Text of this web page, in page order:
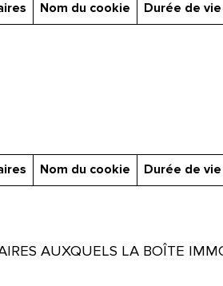
Nom du cookie Durée de
Nom du cookie Durée de
AUXQUELS LA BOÎTE